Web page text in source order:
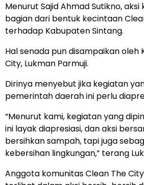
Menurut Sajid Ahmad Sutikno, aksi
bagian dari bentuk kecintaan
terhadap Kabupaten Sintang.
Hal senada pun disampaikan oleh
City, Lukman Parmuji.
Dirinya menyebut jika kegiatan
pemerintah daerah ini perlu
“Menurut kami, kegiatan yang
ini layak diapresiasi, dan aksi
bersihkan sampah, tapi juga
kebersihan lingkungan,” terang
Anggota komunitas Clean The